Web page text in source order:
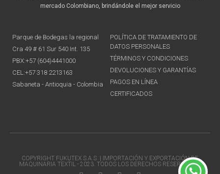
mercado Colombiano, brindándole el mejor servicio
Parque de Bodegas la regional
Cra 49 # 61 Sur 540 Int. 135
PBX:+57 (604)4441000
CEL:+57 318 2213163
Sabaneta - Antioquia - Colombia
POLÍTICA DE TRATAMIENTO DE
DATOS PERSONALES
TÉRMINOS Y CONDICIONES
DEVOLUCIONES Y GARANTÍAS
PAGOS EN LÍNEA
CERTIFICADOS
COPYRIGHT FUKUTEX S.A.S. | IMPORTACIÓN Y EXPORTACIÓN DE
MAQUINARIA TEXTIL - 2023. TODOS LOS DERECHOS RESERVADOS.